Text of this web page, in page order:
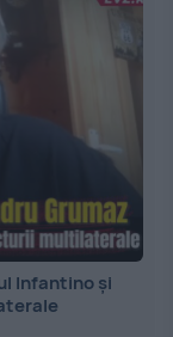
Infantino și